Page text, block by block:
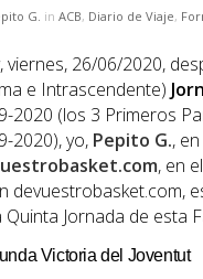
G. in ACB, Diario de Viaje,
viernes, 26/06/2020,
e Intrascendente)
2020 (los 3 Primeros
2020), yo, Pepito G.,
, en
devuestrobasket.com,
Quinta Jornada de esta
Victoria del Joventut